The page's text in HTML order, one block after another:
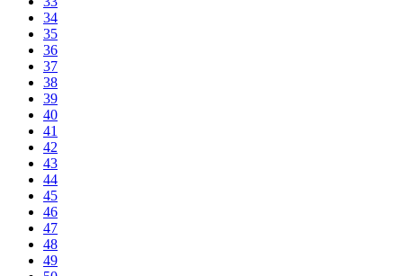
34
35
36
37
38
39
40
41
42
43
44
45
46
47
48
49